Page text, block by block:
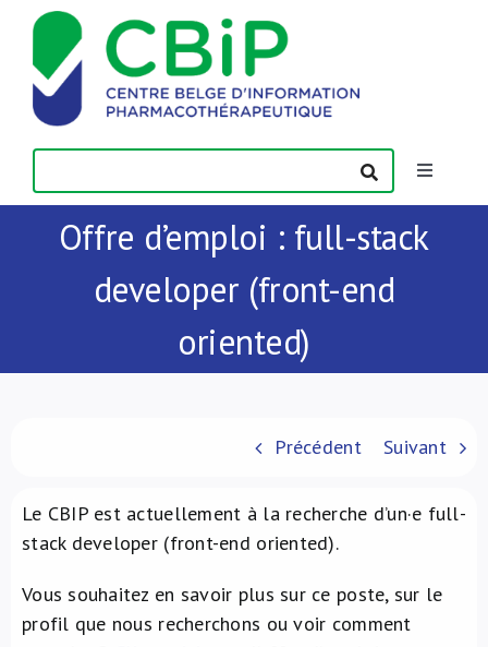
Passer
contenu
Toggle
Actualités
Publications
Formations
À propos de nous
Offre d’emploi : full-stack
developer (front-end
oriented)
Précédent Suivant
Le CBIP est actuellement à la recherche d’un·e full-
stack developer (front-end oriented).
Vous souhaitez en savoir plus sur ce poste, sur le
profil que nous recherchons ou voir comment